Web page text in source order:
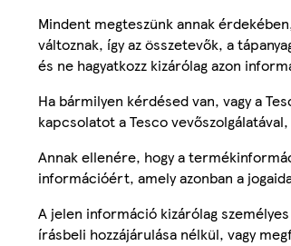
Mindent megteszünk annak
változnak, így az összetevők, a
és ne hagyatkozz kizárólag azon
Ha bármilyen kérdésed van, vagy a
kapcsolatot a Tesco
Annak ellenére, hogy a
információért, amely azonban a
A jelen információ kizárólag
írásbeli hozzájárulása nélkül, vagy